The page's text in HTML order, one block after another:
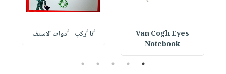
Van Cogh Eyes
Notebook
أنا أركب - أدوات الاستف
1
2
3
4
5